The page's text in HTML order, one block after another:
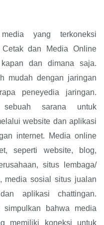
yang terkoneksi
dan Media Online
dan dimana saja.
mudah dengan jaringan
peneyedia jaringan.
sarana untuk
website dan aplikasi
internet. Media online
seperti website, blog,
situs lembaga/
media sosial situs jualan
aplikasi chattingan.
bahwa media
memiliki koneksi untuk